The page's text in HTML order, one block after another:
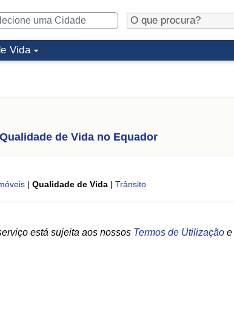
Vida
Qualidade de Vida no Equador
| Qualidade de Vida | Trânsito
está sujeita aos nossos Termos de Utilização e